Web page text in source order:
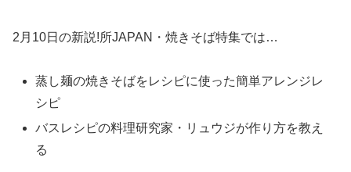
2月10日の新説!所JAPAN・焼きそば特集では…
蒸し麺の焼きそばをレシピに使った簡単アレンジレ
シピ
バスレシピの料理研究家・リュウジが作り方を教え
る